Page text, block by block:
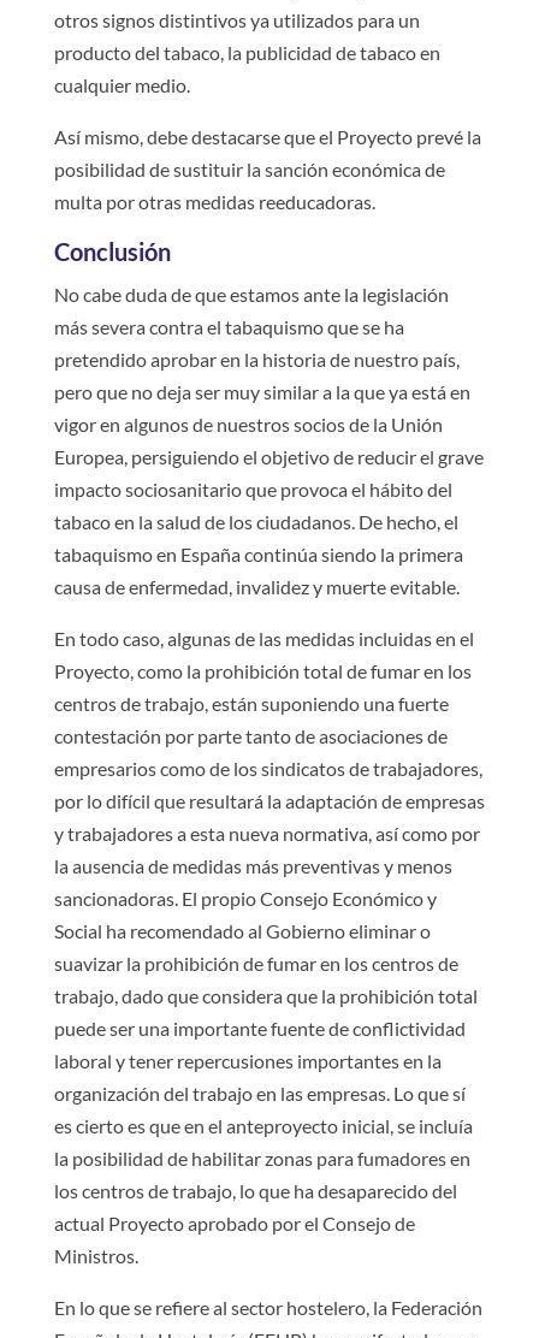
otros signos distintivos ya utilizados para un
producto del tabaco, la publicidad de tabaco en
cualquier medio.
Así mismo, debe destacarse que el Proyecto prevé la
posibilidad de sustituir la sanción económica de
multa por otras medidas reeducadoras.
Conclusión
No cabe duda de que estamos ante la legislación
más severa contra el tabaquismo que se ha
pretendido aprobar en la historia de nuestro país,
pero que no deja ser muy similar a la que ya está en
vigor en algunos de nuestros socios de la Unión
Europea, persiguiendo el objetivo de reducir el grave
impacto sociosanitario que provoca el hábito del
tabaco en la salud de los ciudadanos. De hecho, el
tabaquismo en España continúa siendo la primera
causa de enfermedad, invalidez y muerte evitable.
En todo caso, algunas de las medidas incluidas en el
Proyecto, como la prohibición total de fumar en los
centros de trabajo, están suponiendo una fuerte
contestación por parte tanto de asociaciones de
empresarios como de los sindicatos de trabajadores,
por lo difícil que resultará la adaptación de empresas
y trabajadores a esta nueva normativa, así como por
la ausencia de medidas más preventivas y menos
sancionadoras. El propio Consejo Económico y
Social ha recomendado al Gobierno eliminar o
suavizar la prohibición de fumar en los centros de
trabajo, dado que considera que la prohibición total
puede ser una importante fuente de conflictividad
laboral y tener repercusiones importantes en la
organización del trabajo en las empresas. Lo que sí
es cierto es que en el anteproyecto inicial, se incluía
la posibilidad de habilitar zonas para fumadores en
los centros de trabajo, lo que ha desaparecido del
actual Proyecto aprobado por el Consejo de
Ministros.
En lo que se refiere al sector hostelero, la Federación